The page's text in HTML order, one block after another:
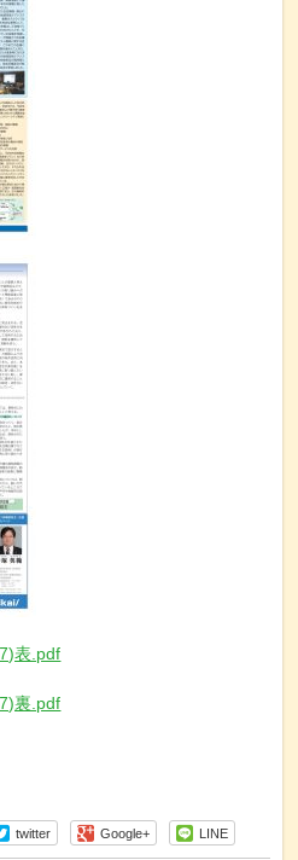
表.pdf
裏.pdf
twitter Google+ LINE